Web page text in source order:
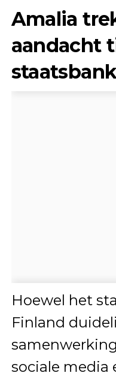
Amalia
aandacht
Hoewel het
Finland
sociale media